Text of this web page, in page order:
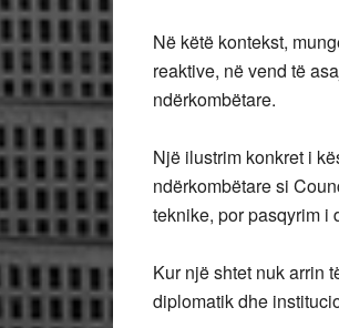
Në këtë kontekst,
reaktive, në vend të
ndërkombëtare.
Një ilustrim konkret i
ndërkombëtare si
teknike, por pasqyrim i
Kur një shtet nuk arrin
diplomatik dhe